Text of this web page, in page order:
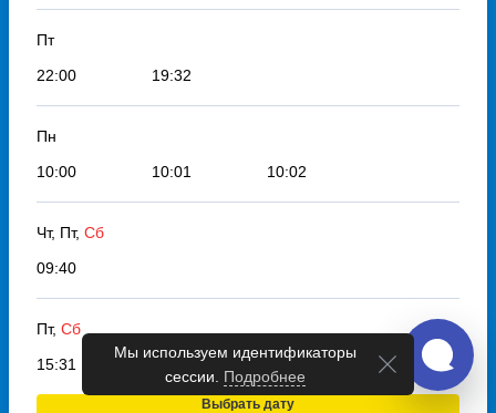
Пт
22:00
19:32
Пн
10:00
10:01 10:02
Чт, Пт, Сб
09:40
Пт, Сб
15:31
Выбрать дату
Мы используем идентификаторы
сессии. Подробнее